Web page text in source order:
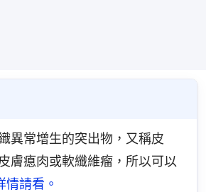
異常增生的突出物，又稱皮
膚瘜肉或軟纖維瘤，所以可以
情請看。